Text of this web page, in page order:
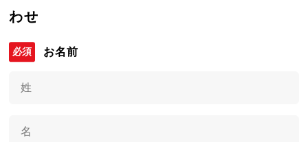
わせ
お名前